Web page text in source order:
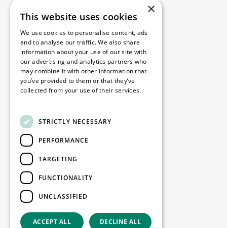
Juridique
Disclaimer
Politique de confidentialité
Cookie Policy
Contact
Restez informé
Restez à jour : inscrivez-vous à nos
newsletters Marketing
×
This website uses cookies
We use cookies to personalise content, ads
and to analyse our traffic. We also share
information about your use of our site with
our advertising and analytics partners who
may combine it with other information that
you’ve provided to them or that they’ve
collected from your use of their services.
STRICTLY NECESSARY
PERFORMANCE
TARGETING
FUNCTIONALITY
UNCLASSIFIED
ACCEPT ALL DECLINE ALL